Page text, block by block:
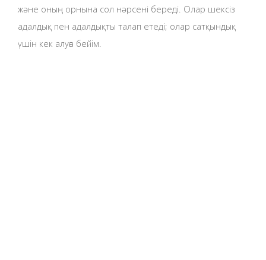
және оның орнына сол нәрсені береді. Олар шексіз
адалдық пен адалдықты талап етеді; олар сатқындық
үшін кек алуға бейім.